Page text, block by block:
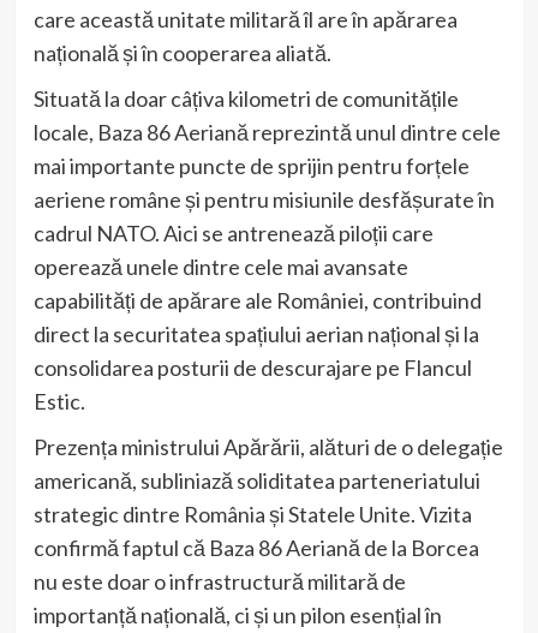
care această unitate militară îl are în apărarea
națională și în cooperarea aliată.
Situată la doar câțiva kilometri de comunitățile
locale, Baza 86 Aeriană reprezintă unul dintre cele
mai importante puncte de sprijin pentru forțele
aeriene române și pentru misiunile desfășurate în
cadrul NATO. Aici se antrenează piloții care
operează unele dintre cele mai avansate
capabilități de apărare ale României, contribuind
direct la securitatea spațiului aerian național și la
consolidarea posturii de descurajare pe Flancul
Estic.
Prezența ministrului Apărării, alături de o delegație
americană, subliniază soliditatea parteneriatului
strategic dintre România și Statele Unite. Vizita
confirmă faptul că Baza 86 Aeriană de la Borcea
nu este doar o infrastructură militară de
importanță națională, ci și un pilon esențial în